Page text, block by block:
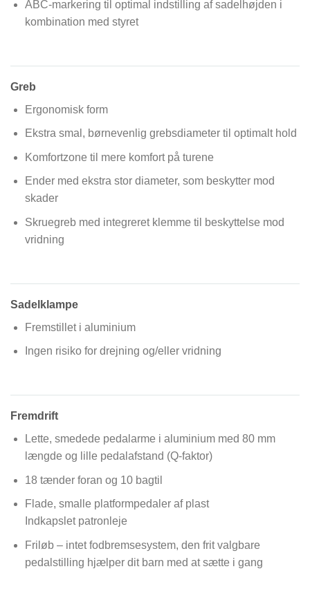
ABC-markering til optimal indstilling af sadelhøjden i
kombination med styret
Greb
Ergonomisk form
Ekstra smal, børnevenlig grebsdiameter til optimalt hold
Komfortzone til mere komfort på turene
Ender med ekstra stor diameter, som beskytter mod
skader
Skruegreb med integreret klemme til beskyttelse mod
vridning
Sadelklampe
Fremstillet i aluminium
Ingen risiko for drejning og/eller vridning
Fremdrift
Lette, smedede pedalarme i aluminium med 80 mm
længde og lille pedalafstand (Q-faktor)
18 tænder foran og 10 bagtil
Flade, smalle platformpedaler af plast
Indkapslet patronleje
Friløb – intet fodbremsesystem, den frit valgbare
pedalstilling hjælper dit barn med at sætte i gang